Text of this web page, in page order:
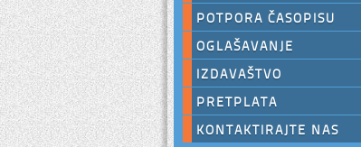
POTPORA ČASOPISU
OGLAŠAVANJE
IZDAVAŠTVO
PRETPLATA
KONTAKTIRAJTE NAS